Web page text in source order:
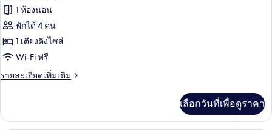
เตียง,
วิว
สวน
สาธารณะ
ของ
เพ
นท์
เฮา
ส์,
คิง
1 ห้องนอน
พักได้ 4 คน
1 เตียงคิงไซส์
Wi-Fi ฟรี
รายละเอียดเพิ่มเติม
ราย
เกี่ยว
เลือกวันที่เพื่อดูราคา